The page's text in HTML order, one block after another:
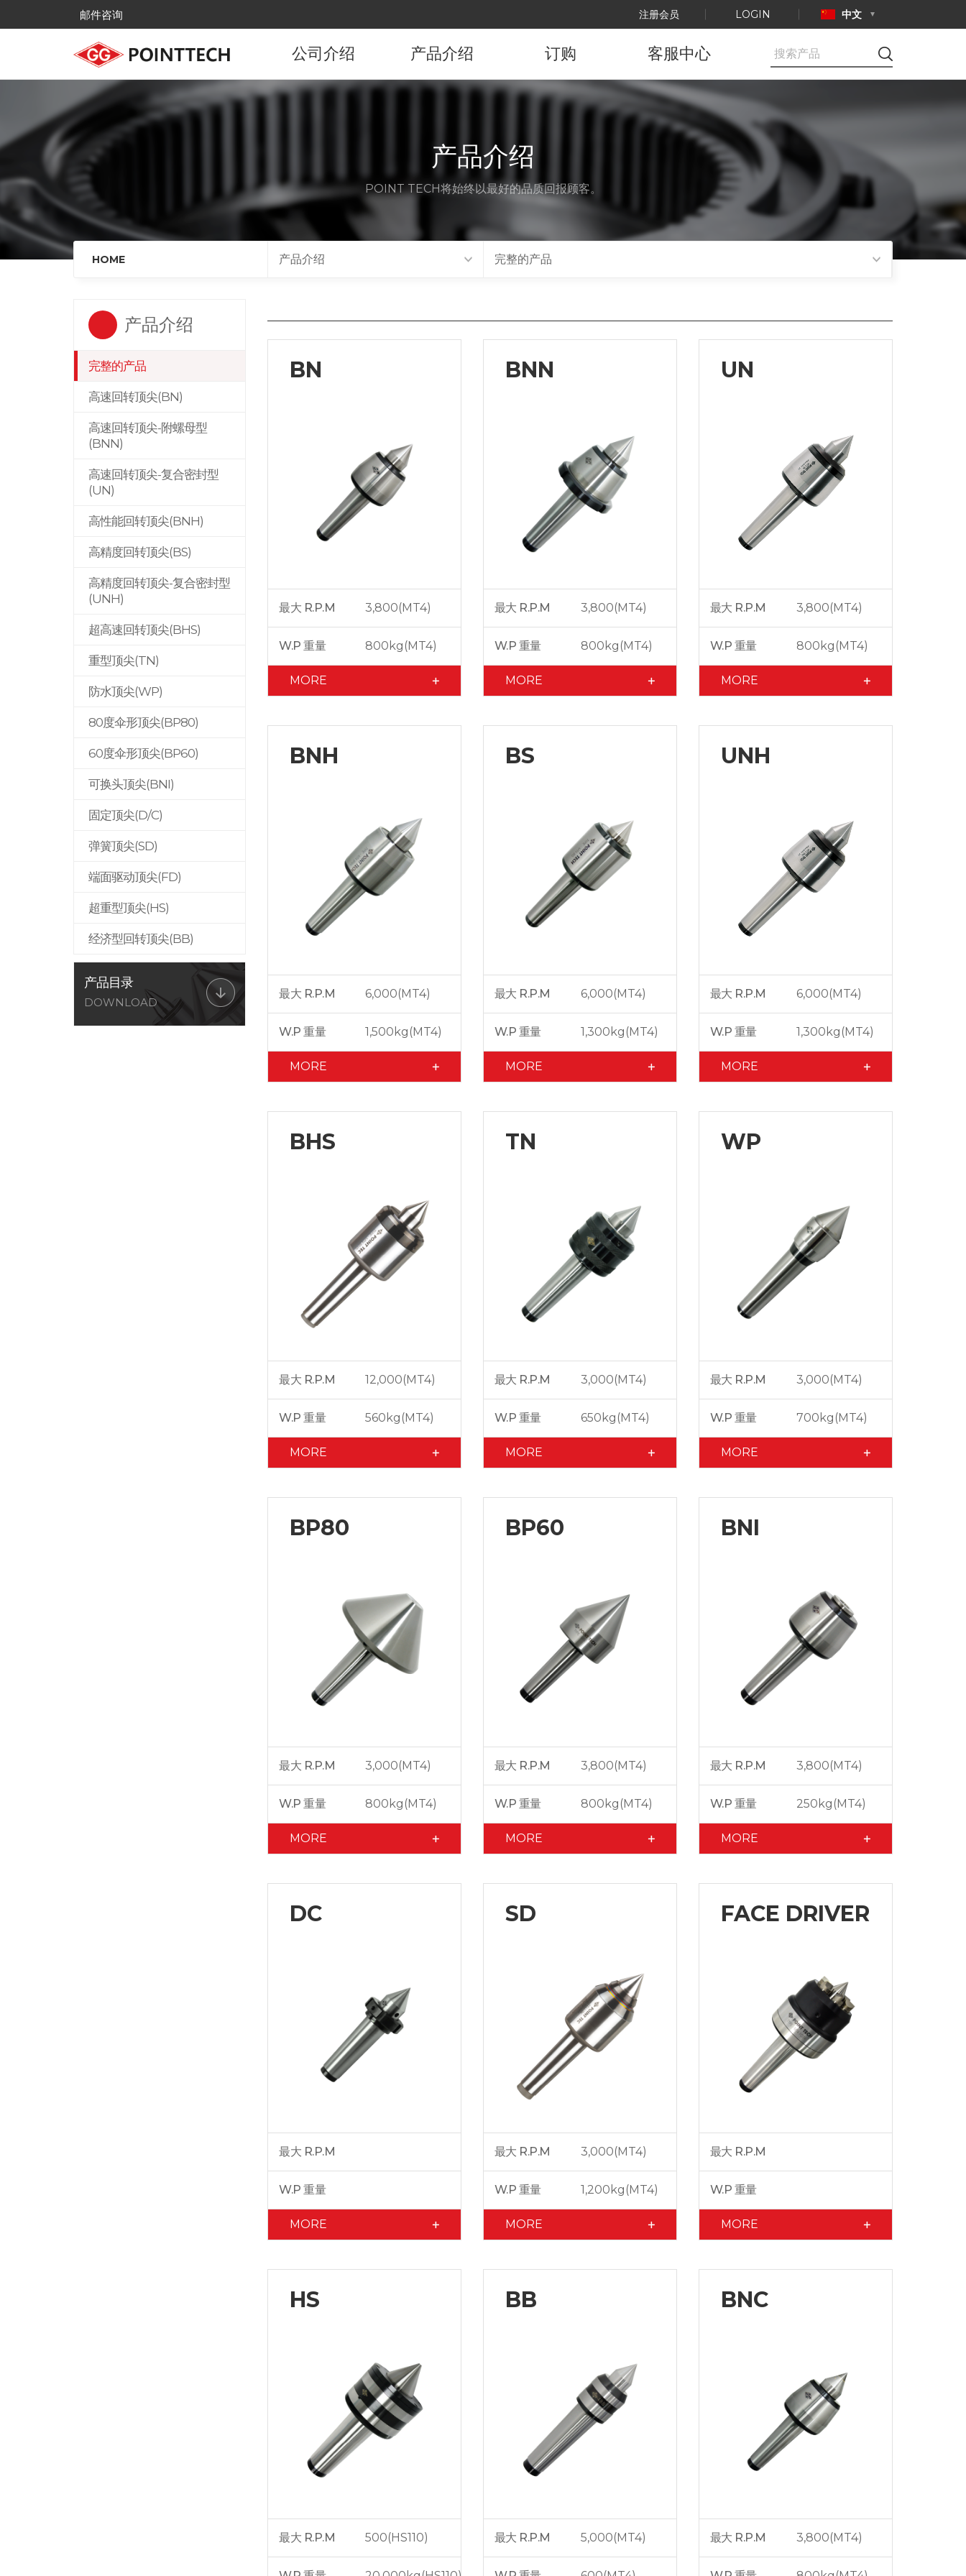
邮件咨询 注册会员 LOGIN 中文
公司介绍
全国代理店
产品介绍 订购
订购产品
客服中心
公告事项
E-mail咨询
产品介绍
POINT TECH将始终以最好的品质回报顾客。
HOME 产品介绍 完整的产品
产品介绍
完整的产品
高速回转顶尖(BN)
高速回转顶尖-附螺母型
(BNN)
高速回转顶尖-复合密封型
(UN)
高性能回转顶尖(BNH)
高精度回转顶尖(BS)
高精度回转顶尖-复合密封型
(UNH)
超高速回转顶尖(BHS)
重型顶尖(TN)
防水顶尖(WP)
80度伞形顶尖(BP80)
60度伞形顶尖(BP60)
可换头顶尖(BNI)
固定顶尖(D/C)
弹簧顶尖(SD)
端面驱动顶尖(FD)
超重型顶尖(HS)
经济型回转顶尖(BB)
产品目录
DOWNLOAD
BN
最大 R.P.M 3,800(MT4)
W.P 重量 800kg(MT4)
MORE
BNN
最大 R.P.M 3,800(MT4)
W.P 重量 800kg(MT4)
MORE
UN
最大 R.P.M 3,800(MT4)
W.P 重量 800kg(MT4)
MORE
BNH
最大 R.P.M 6,000(MT4)
W.P 重量 1,500kg(MT4)
MORE
BS
最大 R.P.M 6,000(MT4)
W.P 重量 1,300kg(MT4)
MORE
UNH
最大 R.P.M 6,000(MT4)
W.P 重量 1,300kg(MT4)
MORE
BHS
最大 R.P.M 12,000(MT4)
W.P 重量 560kg(MT4)
MORE
TN
最大 R.P.M 3,000(MT4)
W.P 重量 650kg(MT4)
MORE
WP
最大 R.P.M 3,000(MT4)
W.P 重量 700kg(MT4)
MORE
BP80
最大 R.P.M 3,000(MT4)
W.P 重量 800kg(MT4)
MORE
BP60
最大 R.P.M 3,800(MT4)
W.P 重量 800kg(MT4)
MORE
BNI
最大 R.P.M 3,800(MT4)
W.P 重量 250kg(MT4)
MORE
DC
最大 R.P.M
W.P 重量
MORE
SD
最大 R.P.M 3,000(MT4)
W.P 重量 1,200kg(MT4)
MORE
FACE DRIVER
最大 R.P.M
W.P 重量
MORE
HS
最大 R.P.M 500(HS110)
BB
最大 R.P.M 5,000(MT4)
BNC
最大 R.P.M 3,800(MT4)